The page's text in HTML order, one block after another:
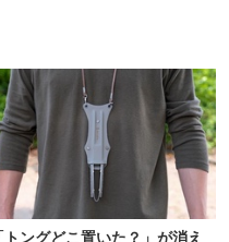
トングどこ置いた？」が消え